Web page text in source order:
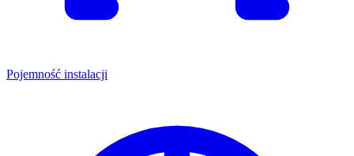
Pojemność instalacji